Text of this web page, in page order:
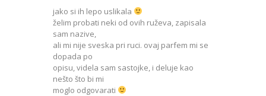
jako si ih lepo uslikala
želim probati neki od ovih ruževa, zapisala
sam nazive,
ali mi nije sveska pri ruci. ovaj parfem mi se
dopada po
opisu, videla sam sastojke, i deluje kao
nešto što bi mi
moglo odgovarati